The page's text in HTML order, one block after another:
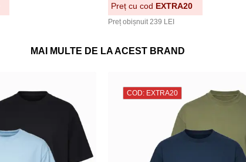
Preț obișnuit 239 LEI
Preț cu cod EXTRA20
MAI MULTE DE LA ACEST BRAND
COD: EXTRA20